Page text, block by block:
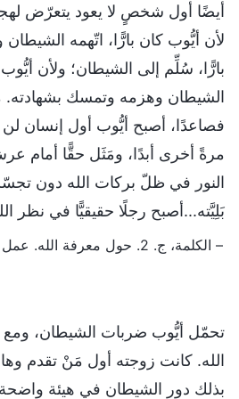
أيضًا أول شخصٍ لا يعود يتعرّض
لأن أيُّوب كان بارًّا، اتّهمه الشيطان
بارًّا، سُلِّم إلى الشيطان؛ ولأن
الشيطان وهزمه وتمسك بشهادته.
فصاعدًا، أصبح أيُّوب أول إنسان
مرةً أخرى أبدًا، ومَثَل حقًّا أمام
النور في ظلّ بركات الله دون
بَلِيَّته...أصبح رجلًا حقيقيًّا في نظر
– الكلمة، ج. 2. حول معرفة
تحمّل أيُّوب ضربات الشيطان، ومع
الله. كانت زوجته أول مَنْ تقدم
بذلك دور الشيطان في هيئة